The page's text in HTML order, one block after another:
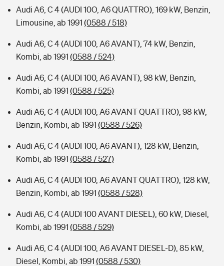
Audi A6, C 4 (AUDI 10O, A6 QUATTRO), 169 kW, Benzin,
Limousine, ab 1991 (0588 / 518)
Audi A6, C 4 (AUDI 100, A6 AVANT), 74 kW, Benzin,
Kombi, ab 1991 (0588 / 524)
Audi A6, C 4 (AUDI 100, A6 AVANT), 98 kW, Benzin,
Kombi, ab 1991 (0588 / 525)
Audi A6, C 4 (AUDI 100, A6 AVANT QUATTRO), 98 kW,
Benzin, Kombi, ab 1991 (0588 / 526)
Audi A6, C 4 (AUDI 100, A6 AVANT), 128 kW, Benzin,
Kombi, ab 1991 (0588 / 527)
Audi A6, C 4 (AUDI 100, A6 AVANT QUATTRO), 128 kW,
Benzin, Kombi, ab 1991 (0588 / 528)
Audi A6, C 4 (AUDI 100 AVANT DIESEL), 60 kW, Diesel,
Kombi, ab 1991 (0588 / 529)
Audi A6, C 4 (AUDI 100, A6 AVANT DIESEL-D), 85 kW,
Diesel, Kombi, ab 1991 (0588 / 530)